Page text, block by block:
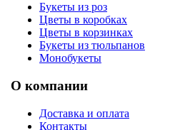
Букеты из роз
Цветы в коробках
Цветы в корзинках
Букеты из тюльпанов
Монобукеты
О компании
Доставка и оплата
Контакты